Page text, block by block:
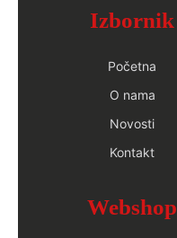
Izbornik
Početna
O nama
Novosti
Kontakt
Webshop